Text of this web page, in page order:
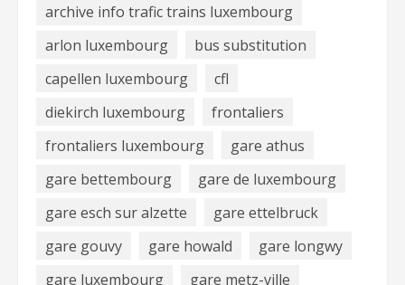
archive info trafic trains luxembourg
arlon luxembourg
bus substitution
capellen luxembourg
cfl
diekirch luxembourg
frontaliers
frontaliers luxembourg
gare athus
gare bettembourg
gare de luxembourg
gare esch sur alzette
gare ettelbruck
gare gouvy
gare howald
gare longwy
gare luxembourg
gare metz-ville